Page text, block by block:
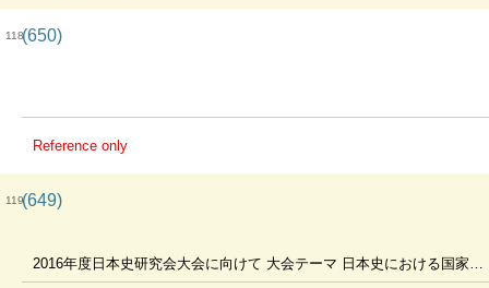
118(650)
Reference only
119(649)
2016年度日本史研究会大会に向けて 大会テーマ 日本史における国家と戦争